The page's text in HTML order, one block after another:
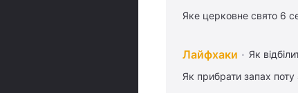
Яке церковне свято 6
Лайфхаки Як
Як прибрати запах поту